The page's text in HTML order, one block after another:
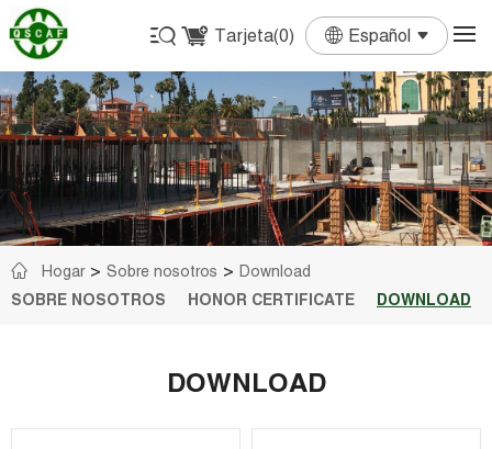
Tarjeta(0) Español
English
Français
Deutsch
Español
Português
Hogar Sobre nosotros
Download
SOBRE NOSOTROS
HONOR CERTIFICATE DOWNLOAD
DOWNLOAD